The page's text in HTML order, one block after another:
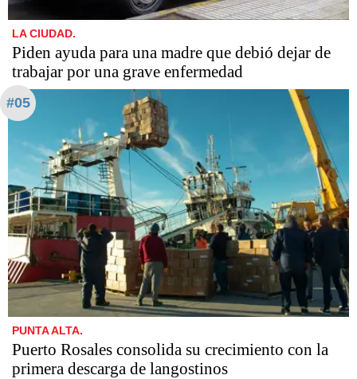
LA CIUDAD.
Piden ayuda para una madre que debió dejar de
trabajar por una grave enfermedad
#05
PUNTA ALTA.
Puerto Rosales consolida su crecimiento con la
primera descarga de langostinos